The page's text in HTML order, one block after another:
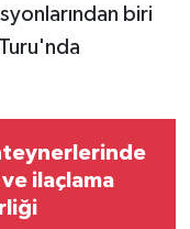
biri
ilaçlama